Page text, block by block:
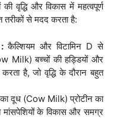
वृद्धि और विकास में महत्वपूर्ण
तरीकों से मदद करता है:
कैल्शियम और विटामिन D से
Milk) बच्चों की हड्डियों और
है, जो वृद्धि के दौरान बहुत
दूध (Cow Milk) प्रोटीन का
मांसपेशियों के विकास और समग्र